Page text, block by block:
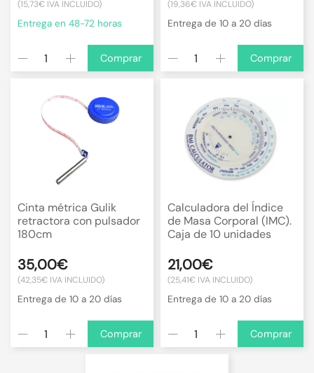
(15,73€ IVA INCLUIDO)
Entrega en 48-72 horas
Comprar
(19,36€ IVA INCLUIDO)
Entrega de 10 a 20 días
Comprar
Cinta métrica Gulik
retractora con pulsador
180cm
35,00€
(42,35€ IVA INCLUIDO)
Entrega de 10 a 20 días
Comprar
Calculadora del Índice
de Masa Corporal (IMC).
Caja de 10 unidades
21,00€
(25,41€ IVA INCLUIDO)
Entrega de 10 a 20 días
Comprar